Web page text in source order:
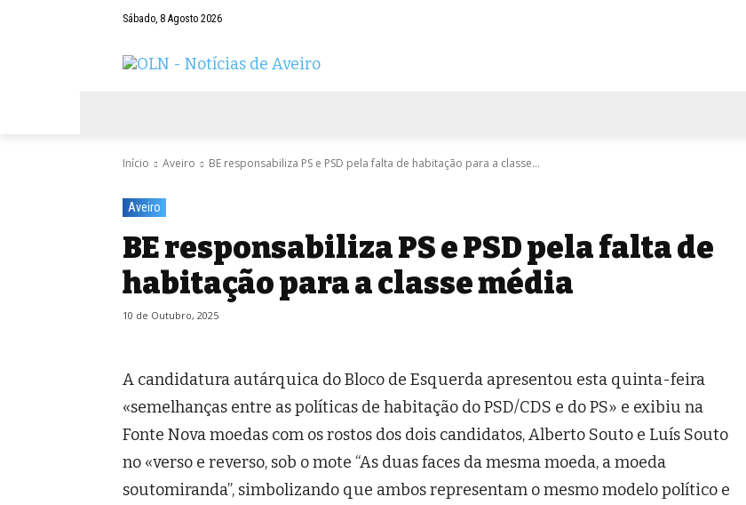
Sábado, 8 Agosto 2026
Início Aveiro BE responsabiliza PS e PSD pela falta de habitação para a classe...
Aveiro
BE responsabiliza PS e PSD pela falta de
habitação para a classe média
10 de Outubro, 2025
A candidatura autárquica do Bloco de Esquerda apresentou esta quinta-feira
«semelhanças entre as políticas de habitação do PSD/CDS e do PS» e exibiu na
Fonte Nova moedas com os rostos dos dois candidatos, Alberto Souto e Luís Souto
no «verso e reverso, sob o mote “As duas faces da mesma moeda, a moeda
soutomiranda”, simbolizando que ambos representam o mesmo modelo político e